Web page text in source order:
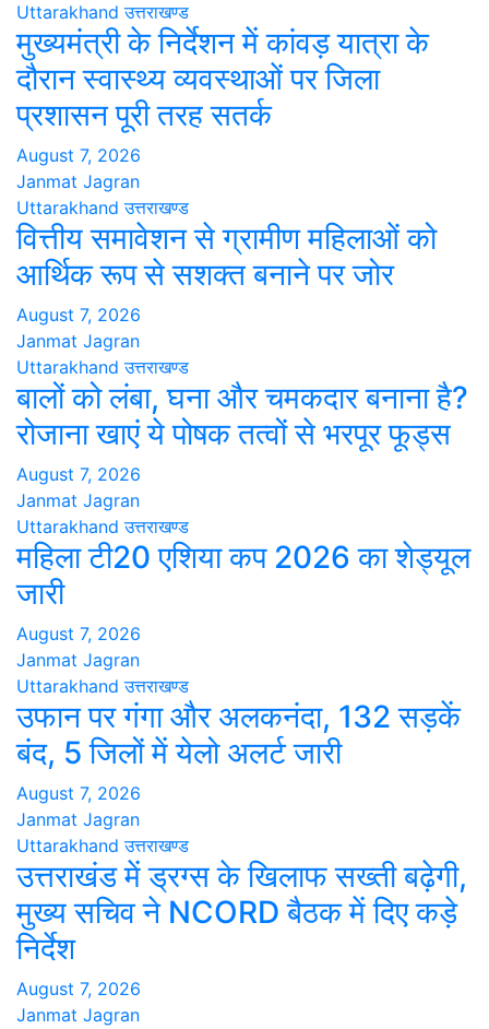
Uttarakhand उत्तराखण्ड
मुख्यमंत्री के निर्देशन में कांवड़ यात्रा के
दौरान स्वास्थ्य व्यवस्थाओं पर जिला
प्रशासन पूरी तरह सतर्क
August 7, 2026
Janmat Jagran
Uttarakhand उत्तराखण्ड
वित्तीय समावेशन से ग्रामीण महिलाओं को
आर्थिक रूप से सशक्त बनाने पर जोर
August 7, 2026
Janmat Jagran
Uttarakhand उत्तराखण्ड
बालों को लंबा, घना और चमकदार बनाना है?
रोजाना खाएं ये पोषक तत्वों से भरपूर फूड्स
August 7, 2026
Janmat Jagran
Uttarakhand उत्तराखण्ड
महिला टी20 एशिया कप 2026 का शेड्यूल
जारी
August 7, 2026
Janmat Jagran
Uttarakhand उत्तराखण्ड
उफान पर गंगा और अलकनंदा, 132 सड़कें
बंद, 5 जिलों में येलो अलर्ट जारी
August 7, 2026
Janmat Jagran
Uttarakhand उत्तराखण्ड
उत्तराखंड में ड्रग्स के खिलाफ सख्ती बढ़ेगी,
मुख्य सचिव ने NCORD बैठक में दिए कड़े
निर्देश
August 7, 2026
Janmat Jagran